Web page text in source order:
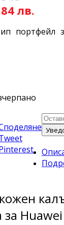
лв.
портфейл
за